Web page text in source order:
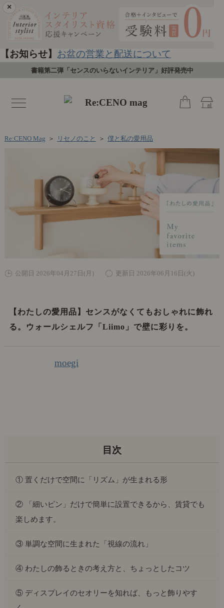
×
【お知らせ】 お盆の営業と配送について
書籍第二弾「センスのいらないインテリア」好評発売中
toggle
navigation
Re:CENO Mag ＞ リセノのこと ＞ 僕と私の愛用品
公開日 2026年04月27日(月) 更新日 2026年06月16日(火)
【わたしの愛用品】センスがなくてもおしゃれに飾れ
る。ウォールシェルフ「Liimo」で壁に彩りを。
moegi
① 置くだけで空間に「リズム」が生まれる形
② 「細いピン」だけで簡単に設置できるから、賃貸でも
楽しめます。
③ 単調な空間に生まれた「視線の流れ」
④ わたしの飾るときの考え方と、ちょっとしたコツ
⑤ ディスプレイのセオリーを知れば、もっと飾りやす